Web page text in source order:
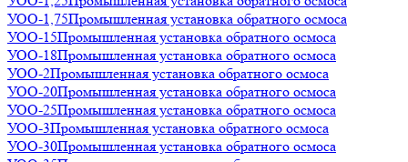
УОО-1,75Промышленная установка обратного осмоса
УОО-15Промышленная установка обратного осмоса
УОО-18Промышленная установка обратного осмоса
УОО-2Промышленная установка обратного осмоса
УОО-20Промышленная установка обратного осмоса
УОО-25Промышленная установка обратного осмоса
УОО-3Промышленная установка обратного осмоса
УОО-30Промышленная установка обратного осмоса